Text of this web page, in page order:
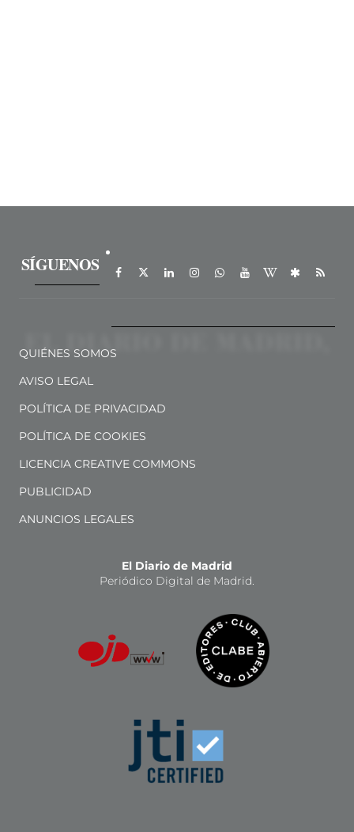
SÍGUENOS
QUIÉNES SOMOS
AVISO LEGAL
POLÍTICA DE PRIVACIDAD
POLÍTICA DE COOKIES
LICENCIA CREATIVE COMMONS
PUBLICIDAD
ANUNCIOS LEGALES
El Diario de Madrid
Periódico Digital de Madrid.